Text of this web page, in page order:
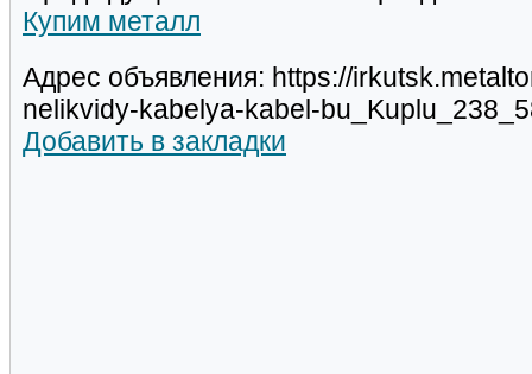
Купим металл
Адрес объявления: https://
nelikvidy-kabelya-kabel-
Добавить в закладки